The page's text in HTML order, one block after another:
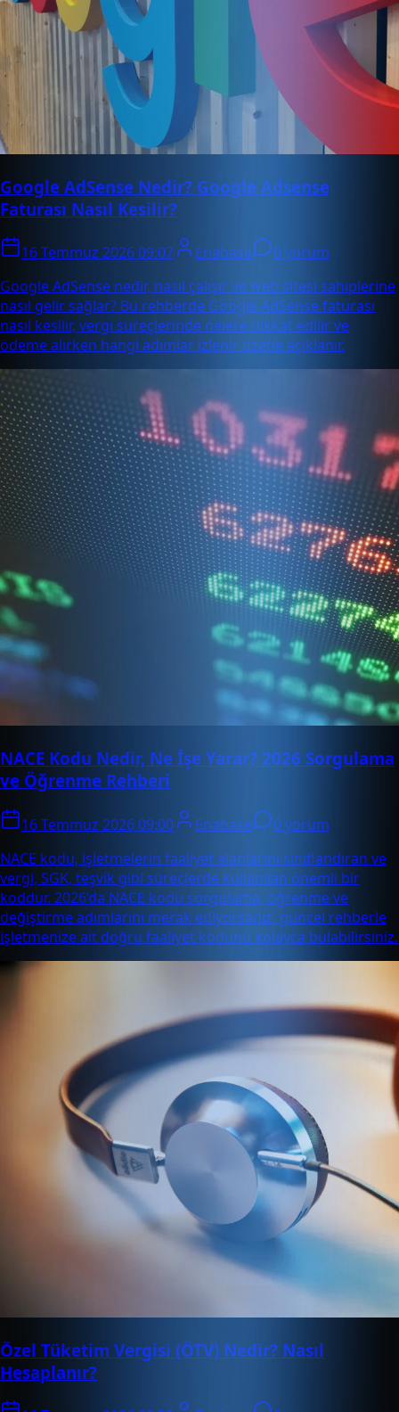
Google AdSense Nedir? Google Adsense
Faturası Nasıl Kesilir?
16 Temmuz 2026 09:07 Enabase
0 yorum
Google AdSense nedir, nasıl çalışır ve web sitesi sahiplerine
nasıl gelir sağlar? Bu rehberde Google AdSense faturası
nasıl kesilir, vergi süreçlerinde nelere dikkat edilir ve
ödeme alırken hangi adımlar izlenir özetle açıklanır.
NACE Kodu Nedir, Ne İşe Yarar? 2026 Sorgulama
ve Öğrenme Rehberi
16 Temmuz 2026 09:00 Enabase
0 yorum
NACE kodu, işletmelerin faaliyet alanlarını sınıflandıran ve
vergi, SGK, teşvik gibi süreçlerde kullanılan önemli bir
koddur. 2026’da NACE kodu sorgulama, öğrenme ve
değiştirme adımlarını merak ediyorsanız, güncel rehberle
işletmenize ait doğru faaliyet kodunu kolayca bulabilirsiniz.
Özel Tüketim Vergisi (ÖTV) Nedir? Nasıl
Hesaplanır?